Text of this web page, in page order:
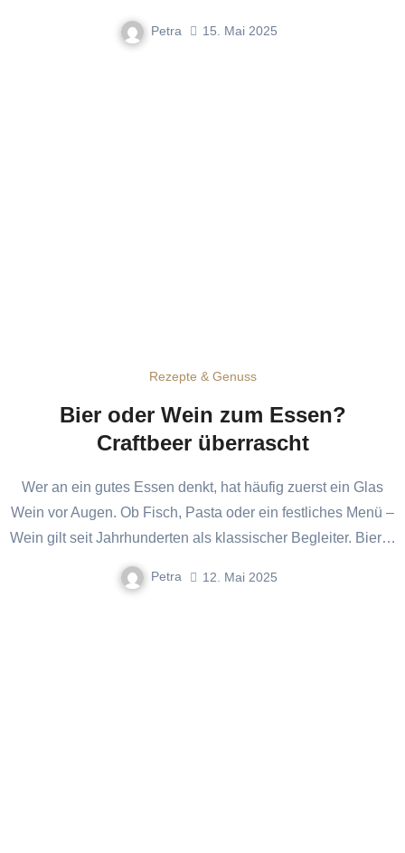
Petra 15. Mai 2025
Rezepte & Genuss
Bier oder Wein zum Essen?
Craftbeer überrascht
Wer an ein gutes Essen denkt, hat häufig zuerst ein Glas
Wein vor Augen. Ob Fisch, Pasta oder ein festliches Menü –
Wein gilt seit Jahrhunderten als klassischer Begleiter. Bier…
Petra 12. Mai 2025